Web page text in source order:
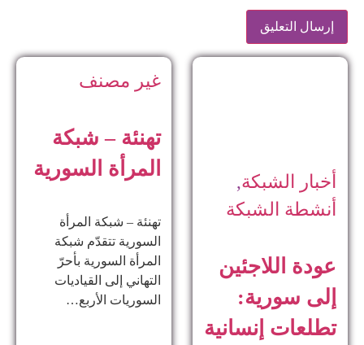
أخبار الشبكة,
أنشطة الشبكة
عودة اللاجئين
إلى سورية:
تطلعات إنسانية
غير مصنف
تهنئة – شبكة
المرأة السورية
تهنئة – شبكة المرأة
السورية تتقدّم شبكة
المرأة السورية بأحرّ
التهاني إلى القياديات
السوريات الأربع…